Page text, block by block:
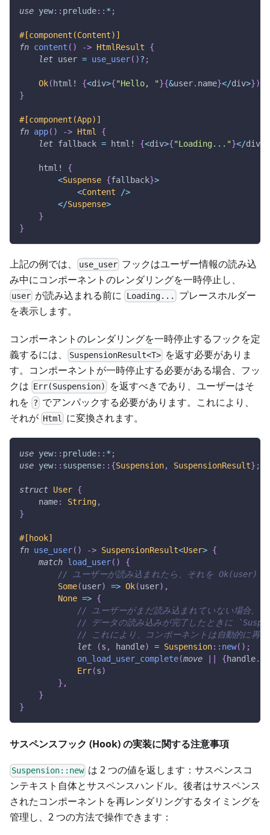
use yew:: prelude:: * ;
#[component(Content)]
fn content ( ) -> HtmlResult
{
let user = use_user( )? ;
Ok( html! {<div>{"Hello, "}{&user. name}</div>})
}
#[component(App)]
fn app( ) -> Html
{
let fallback = html! {<div>{"Loading..."}</div
html!
{
<Suspense {fallback}>
<Content />
</Suspense>
}
}
上記の例では、 use_user フックはユーザー情報の読み込
み中にコンポーネントのレンダリングを一時停止し、
user が読み込まれる前に Loading... プレースホルダー
を表示します。
コンポーネントのレンダリングを一時停止するフックを定
義するには、
SuspensionResult<T> を返す必要がありま
す。コンポーネントが一時停止する必要がある場合、フッ
クは
Err(Suspension)
を返すべきであり、ユーザーはそ
れを ? でアンパックする必要があります。これにより、
それが Html に変換されます。
use yew:: prelude:: * ;
use yew:: suspense:: {Suspension, SuspensionResult} ;
struct User {
    name
: String,
}
#[hook]
fn use_user( ) -> SuspensionResult<User> {
match load_user( )
{
// ユーザーが読み込まれたら、それを Ok(user)
Some(user) => Ok(user) ,
None => {
// ユーザーがまだ読み込まれていない場合、
// データの読み込みが完了したときに
// これにより、コンポーネントは自動的に再
let
(s , handle) = Suspension:: new( ) ;
on_load_user_complete(move {handle.
Err(s)
} ,
}
}
サスペンスフック (Hook) の実装に関する注意事項
Suspension::new は 2 つの値を返します：サスペンスコ
ンテキスト自体とサスペンスハンドル。後者はサスペンス
されたコンポーネントを再レンダリングするタイミングを
管理し、2 つの方法で操作できます：